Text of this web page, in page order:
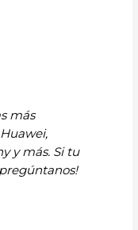
más
y más. Si tu